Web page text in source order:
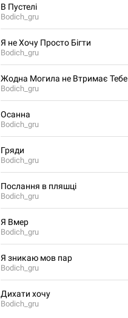
В Пустелі
Bodich_gru
Я не Хочу Просто Бігти
Bodich_gru
Жодна Могила не Втримає Тебе
Bodich_gru
Осанна
Bodich_gru
Гряди
Bodich_gru
Послання в пляшці
Bodich_gru
Я Вмер
Bodich_gru
Я зникаю мов пар
Bodich_gru
Дихати хочу
Bodich_gru